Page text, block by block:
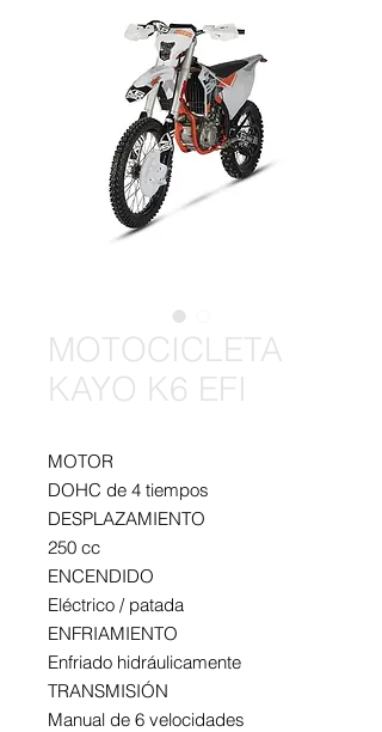
MOTOCICLETA
KAYO K6 EFI
MOTOR
DOHC de 4 tiempos
DESPLAZAMIENTO
250 cc
ENCENDIDO
Eléctrico / patada
ENFRIAMIENTO
Enfriado hidráulicamente
TRANSMISIÓN
Manual de 6 velocidades